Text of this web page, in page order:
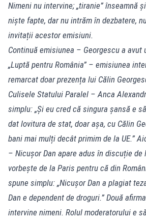
Nimeni nu intervine; „tiranie” înseamnă
niște fapte, dar nu intrăm în dezbatere,
invitații acestor emisiuni.
Continuă emisiunea – Georgescu a avut
„Luptă pentru România” – emisiunea
remarcat doar prezența lui Călin
Culisele Statului Paralel – Anca
simplu: „Și eu cred că singura șansă e
dat lovitura de stat, doar așa, cu Călin
bani mai mulți decât primim de la UE.”
– Nicușor Dan apare adus în discuție de
vorbește de la Paris pentru că din
spune simplu: „Nicușor Dan a plagiat
Dan e dependent de droguri.” Două
intervine nimeni. Rolul moderatorului e